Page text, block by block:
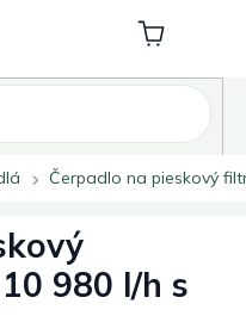
Nákupný
košík
Čerpadlo na pieskový
980 l/h s